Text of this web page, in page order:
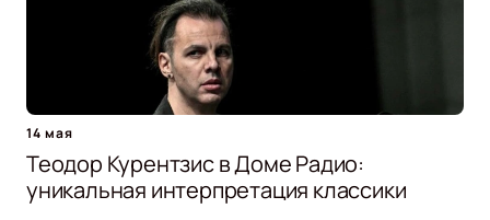
14 мая
Теодор Курентзис в Доме Радио:
уникальная интерпретация классики